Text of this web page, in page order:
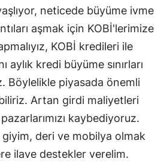
neticede büyüme ivme
aşmak için KOBİ'lerimize
KOBİ kredileri ile
aylık kredi büyüme sınırları
Böylelikle piyasada önemli
Artan girdi maliyetleri
kaybediyoruz.
giyim, deri ve mobilya olmak
ilave destekler verelim.